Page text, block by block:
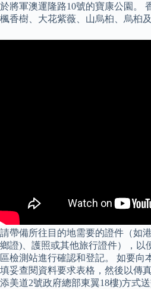
於將軍澳運隆路10號的寶康公園。
楓香樹、大花紫薇、山烏桕、烏桕及
請帶備所往目的地需要的證件（如
鄉證)、護照或其他旅行證件），以
區檢測站進行確認和登記。 如要向
填妥查閱資料要求表格，然後以傳
添美道2號政府總部東翼18樓)方式